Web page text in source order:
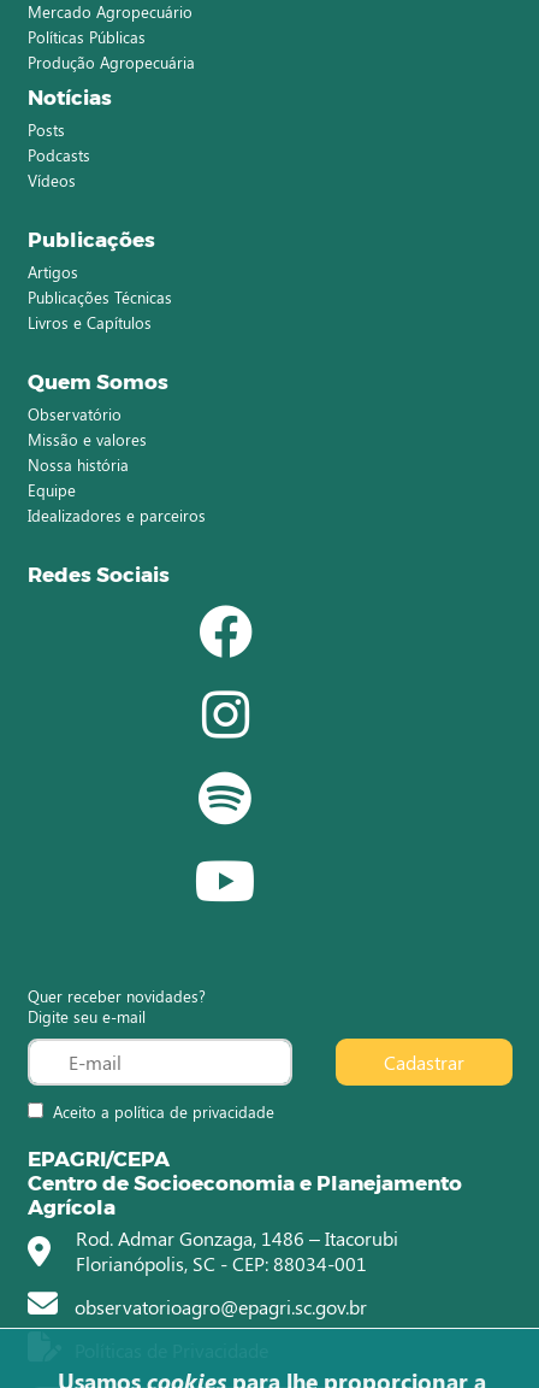
Mercado Agropecuário
Políticas Públicas
Produção Agropecuária
Notícias
Posts
Podcasts
Vídeos
Publicações
Artigos
Publicações Técnicas
Livros e Capítulos
Quem Somos
Observatório
Missão e valores
Nossa história
Equipe
Idealizadores e parceiros
Redes Sociais
Quer receber novidades?
Digite seu e-mail
Aceito a política de privacidade
Cadastrar
EPAGRI/CEPA
Centro de Socioeconomia e Planejamento
Agrícola
Rod. Admar Gonzaga, 1486 – Itacorubi
Florianópolis, SC - CEP: 88034-001
observatorioagro@epagri.sc.gov.br
Usamos cookies para lhe proporcionar a